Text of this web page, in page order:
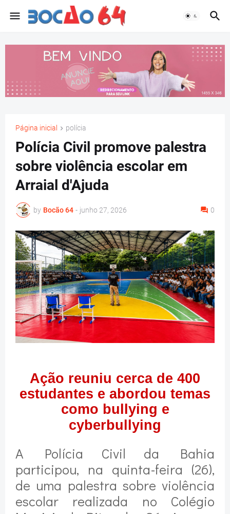
Página inicial polícia
Polícia Civil promove palestra
sobre violência escolar em
Arraial d'Ajuda
by Bocão 64 - junho 27, 2026 0
Ação reuniu cerca de 400
estudantes e abordou temas
como bullying e
cyberbullying
A Polícia Civil da Bahia
participou, na quinta-feira (26),
de uma palestra sobre violência
escolar realizada no Colégio